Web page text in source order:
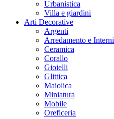
Urbanistica
Villa e giardini
Arti Decorative
Argenti
Arredamento e Interni
Ceramica
Corallo
Gioielli
Glittica
Maiolica
Miniatura
Mobile
Oreficeria